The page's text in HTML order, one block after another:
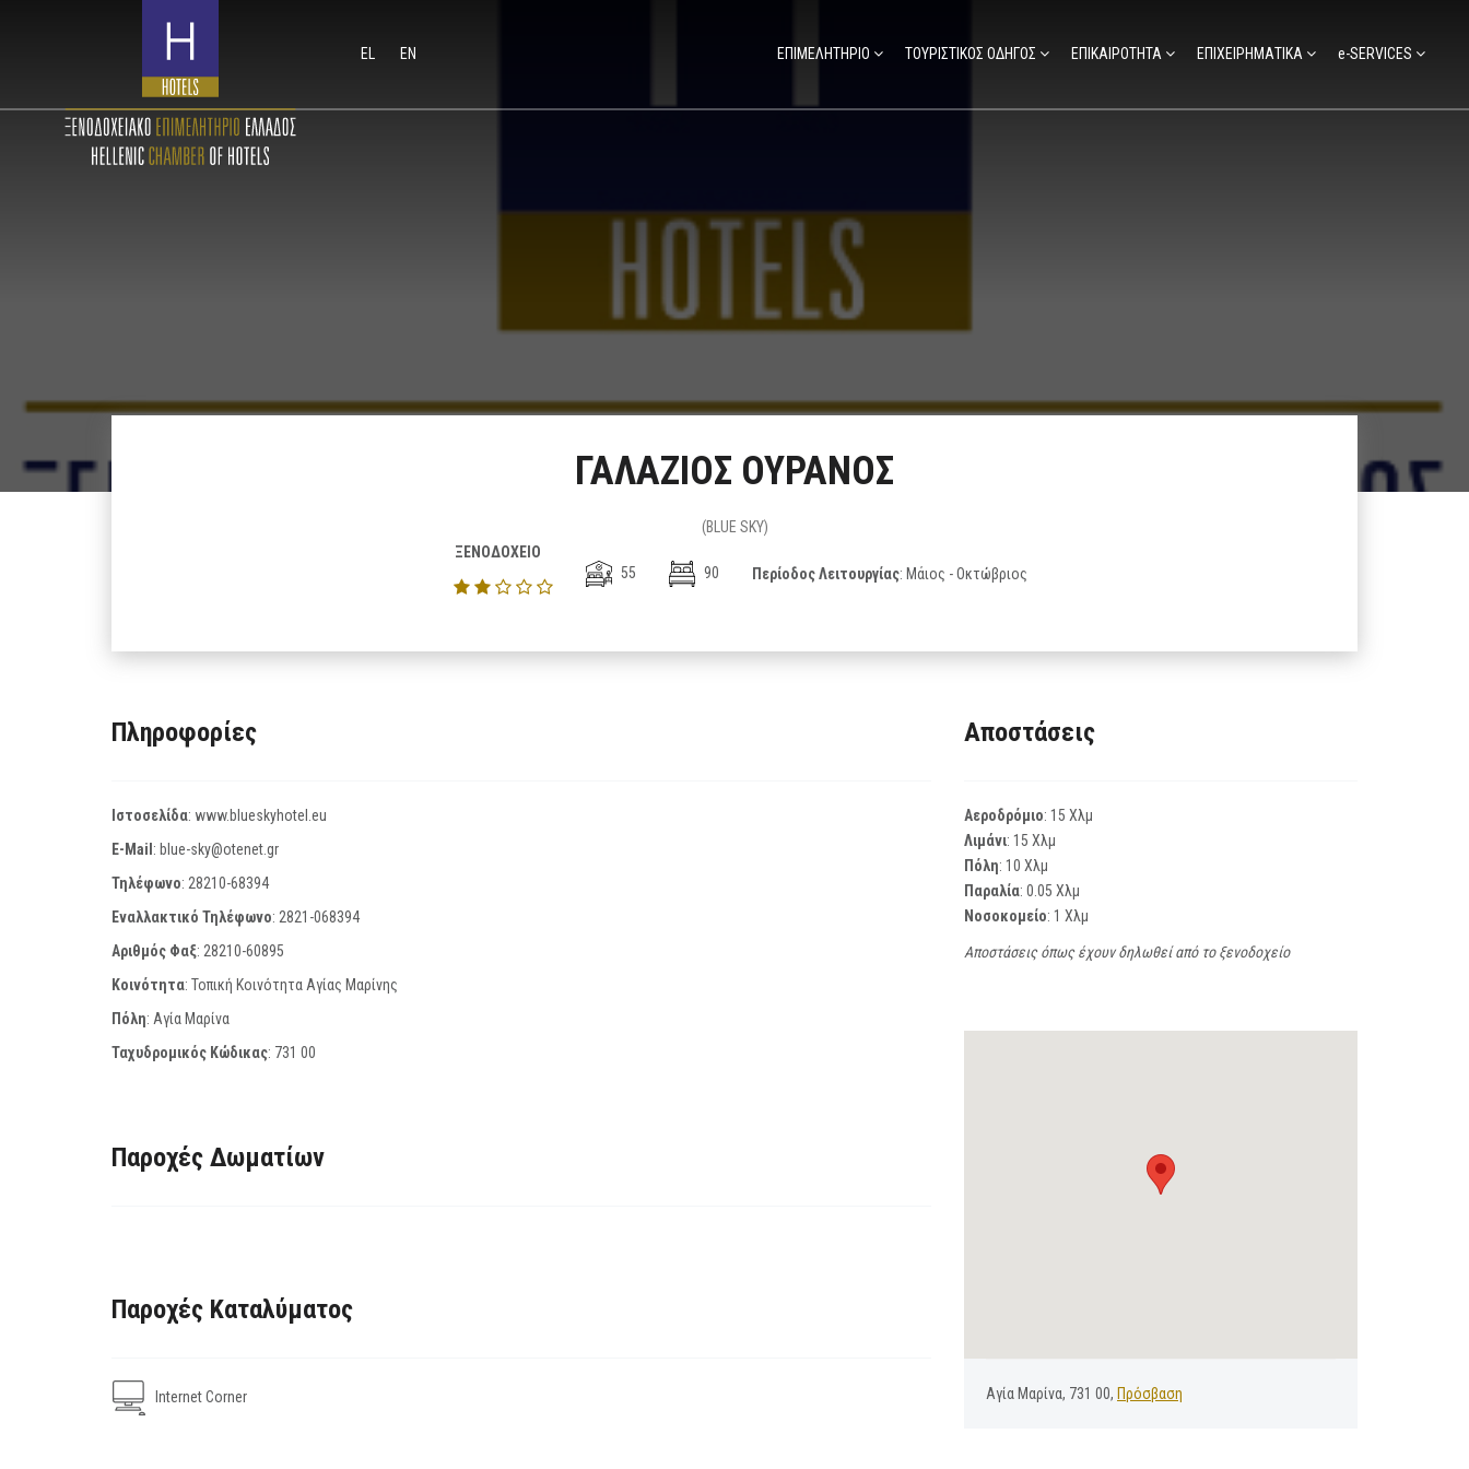
EL EN ΕΠΙΜΕΛΗΤΗΡΙΟ ΤΟΥΡΙΣΤΙΚΟΣ ΟΔΗΓΟΣ ΕΠΙΚΑΙΡΟΤΗΤΑ ΕΠΙΧΕΙΡΗΜΑΤΙΚΑ e-SERVICES
ΓΑΛΑΖΙΟΣ ΟΥΡΑΝΟΣ
(BLUE SKY)
ΞΕΝΟΔΟΧΕΙΟ
55
90 Περίοδος Λειτουργίας: Μάιος - Οκτώβριος
Πληροφορίες
Ιστοσελίδα: www.blueskyhotel.eu
E-Mail : blue-sky@otenet.gr
Τηλέφωνο: 28210-68394
Εναλλακτικό Τηλέφωνο: 2821-068394
Αριθμός Φαξ: 28210-60895
Κοινότητα: Τοπική Κοινότητα Αγίας Μαρίνης
Πόλη: Αγία Μαρίνα
Ταχυδρομικός Κώδικας: 731 00
Παροχές Δωματίων
Παροχές Καταλύματος
Internet Corner
Αποστάσεις
Αεροδρόμιο: 15 Χλμ
Λιμάνι: 15 Χλμ
Πόλη: 10 Χλμ
Παραλία: 0.05 Χλμ
Νοσοκομείο: 1 Χλμ
Αποστάσεις όπως έχουν δηλωθεί από το ξενοδοχείο
Αγία Μαρίνα, 731 00, Πρόσβαση